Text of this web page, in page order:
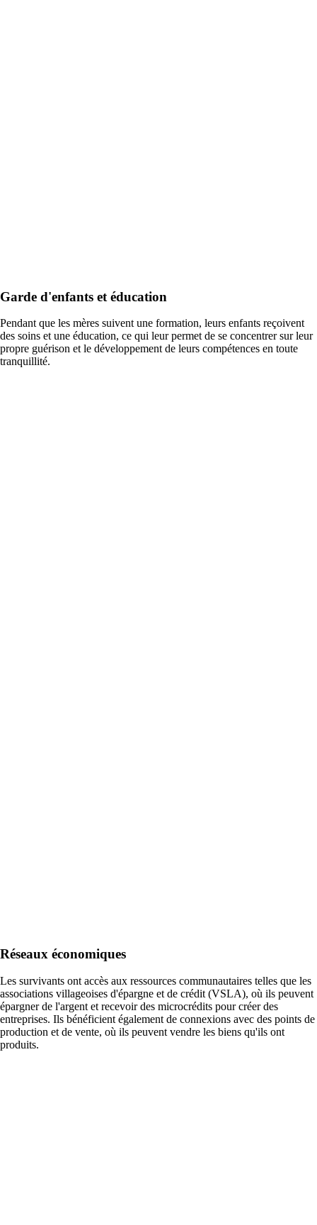
Garde d'enfants et éducation
Pendant que les mères suivent une formation, leurs enfants reçoivent
des soins et une éducation, ce qui leur permet de se concentrer sur leur
propre guérison et le développement de leurs compétences en toute
tranquillité.
Réseaux économiques
Les survivants ont accès aux ressources communautaires telles que les
associations villageoises d'épargne et de crédit (VSLA), où ils peuvent
épargner de l'argent et recevoir des microcrédits pour créer des
entreprises. Ils bénéficient également de connexions avec des points de
production et de vente, où ils peuvent vendre les biens qu'ils ont
produits.